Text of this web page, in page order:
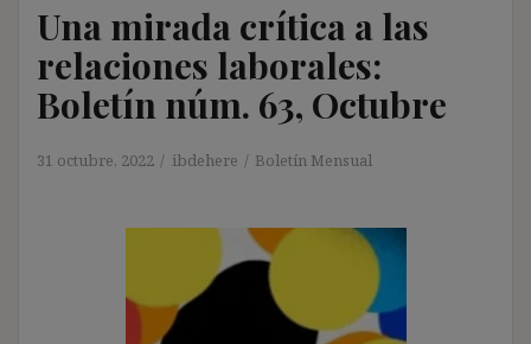
Una mirada crítica a las
relaciones laborales:
Boletín núm. 63, Octubre
31 octubre, 2022 ibdehere Boletín Mensual